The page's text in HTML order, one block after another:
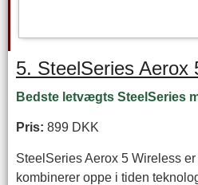
5. SteelSeries Aerox
Bedste letvægts SteelSeries
Pris: 899 DKK
SteelSeries Aerox 5 Wireless
kombinerer oppe i tiden